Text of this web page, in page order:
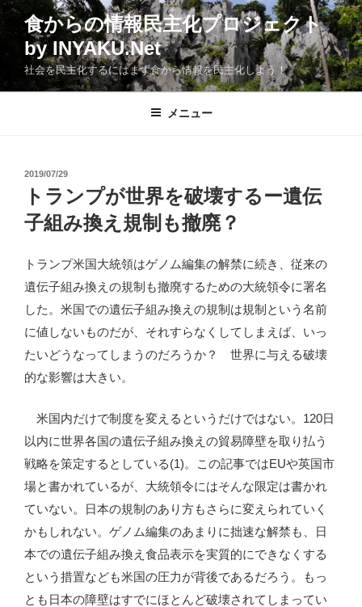
コ
食からの情報民主化プロジェクト
by INYAKU.Net
社会を民主化するにはまず食から情報を民主化しよう！
メニュー
投
稿
2019/07/29
トランプが世界を破壊するー遺伝
子組み換え規制も撤廃？
トランプ米国大統領はゲノム編集の解禁に続き、従来の
遺伝子組み換えの規制も撤廃するための大統領令に署名
した。米国での遺伝子組み換えの規制は規制という名前
に値しないものだが、それすらなくしてしまえば、いっ
たいどうなってしまうのだろうか？ 世界に与える破壊
的な影響は大きい。
米国内だけで制度を変えるというだけではない。120日
以内に世界各国の遺伝子組み換えの貿易障壁を取り払う
戦略を策定するとしている(1)。この記事ではEUや英国市
場と書かれているが、大統領令にはそんな限定は書かれ
ていない。日本の規制のあり方もさらに変えられていく
かもしれない。ゲノム編集のあまりに拙速な解禁も、日
本での遺伝子組み換え食品表示を実質的にできなくする
という措置なども米国の圧力が背後であるだろう。もっ
とも日本の障壁はすでにほとんど破壊されてしまってい